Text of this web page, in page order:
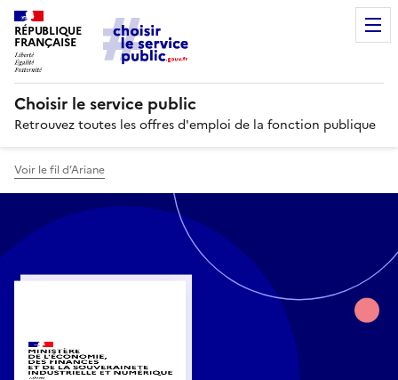
RÉPUBLIQUE
FRANÇAISE
Choisir le service public
Retrouvez toutes les offres d'emploi de la fonction publique
Voir le fil d’Ariane